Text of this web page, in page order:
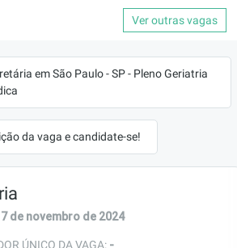
Ver outras vagas
em São Paulo - SP - Pleno Geriatria
da vaga e candidate-se!
7 de novembro de 2024
ÚNICO DA VAGA: -